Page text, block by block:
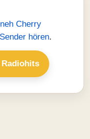
Cherry
hören.
Radiohits